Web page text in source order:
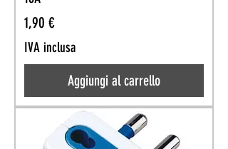
Prezzo
1,90 €
IVA inclusa
Aggiungi al carrello